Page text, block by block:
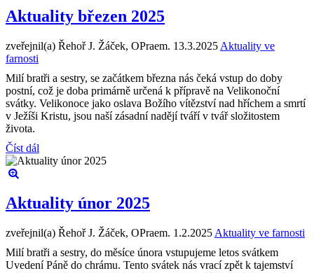
Aktuality březen 2025
zveřejnil(a) Řehoř J. Žáček, OPraem. 13.3.2025 Aktuality ve
farnosti
Milí bratři a sestry, se začátkem března nás čeká vstup do doby
postní, což je doba primárně určená k přípravě na Velikonoční
svátky. Velikonoce jako oslava Božího vítězství nad hříchem a smrtí
v Ježíši Kristu, jsou naší zásadní nadějí tváří v tvář složitostem
života.
Číst dál
Aktuality únor 2025
zveřejnil(a) Řehoř J. Žáček, OPraem. 1.2.2025 Aktuality ve farnosti
Milí bratři a sestry, do měsíce února vstupujeme letos svátkem
Uvedení Páně do chrámu. Tento svátek nás vrací zpět k tajemství